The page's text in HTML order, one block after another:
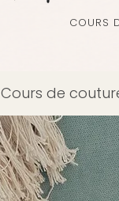
COURS
Cours de